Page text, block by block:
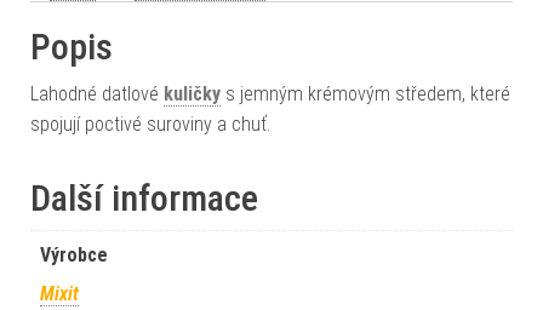
Popis
Lahodné datlové kuličky s jemným krémovým středem, které
spojují poctivé suroviny a chuť.
Další informace
Výrobce
Mixit